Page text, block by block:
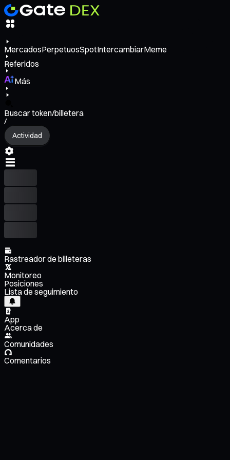
MercadosPerpetuosSpotIntercambiarMeme
Referidos
Más
Buscar token/billetera
/
Actividad
Rastreador de billeteras
Monitoreo
Posiciones
Lista de seguimiento
App
Acerca de
Comunidades
Comentarios